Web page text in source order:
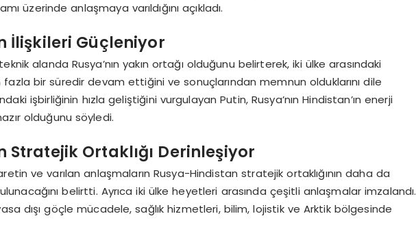
üzerinde anlaşmaya varıldığını açıkladı.
İlişkileri Güçleniyor
alanda Rusya’nın yakın ortağı olduğunu belirterek, iki ülke arasındaki
fazla bir süredir devam ettiğini ve sonuçlarından memnun olduklarını dile
işbirliğinin hızla geliştiğini vurgulayan Putin, Rusya’nın Hindistan’ın enerji
olduğunu söyledi.
Stratejik Ortaklığı Derinleşiyor
ve varılan anlaşmaların Rusya-Hindistan stratejik ortaklığının daha da
belirtti. Ayrıca iki ülke heyetleri arasında çeşitli anlaşmalar imzalandı.
dışı göçle mücadele, sağlık hizmetleri, bilim, lojistik ve Arktik bölgesinde